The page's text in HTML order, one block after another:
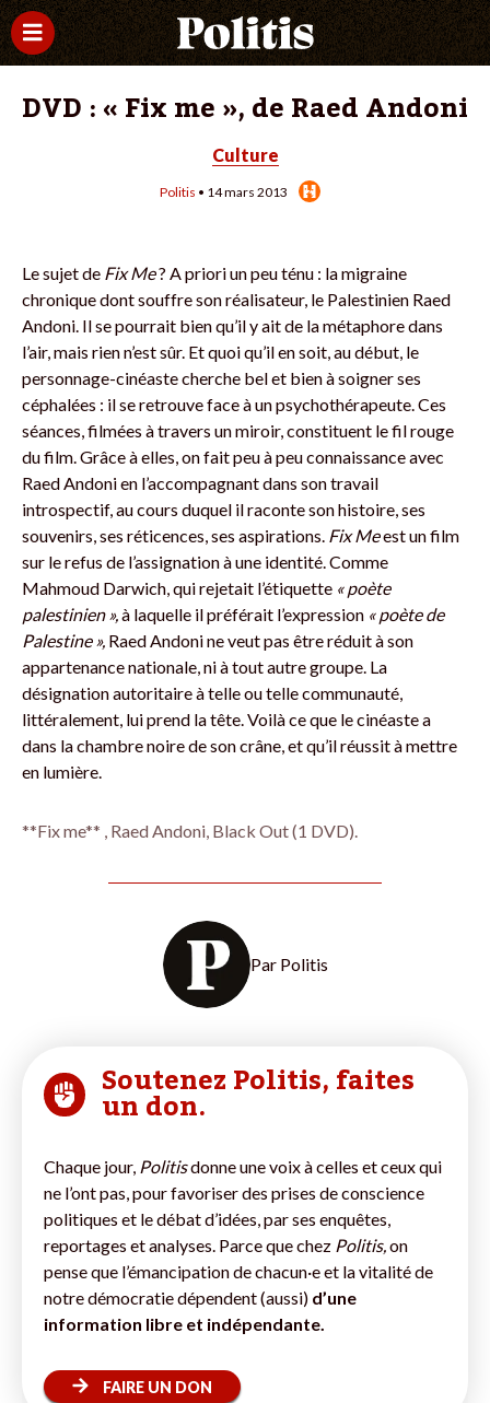
DVD : « Fix me », de Raed Andoni
Culture
Politis • 14 mars 2013
Le sujet de Fix Me? A priori un peu ténu : la migraine
chronique dont souffre son réalisateur, le Palestinien Raed
Andoni. Il se pourrait bien qu’il y ait de la métaphore dans
l’air, mais rien n’est sûr. Et quoi qu’il en soit, au début, le
personnage-cinéaste cherche bel et bien à soigner ses
céphalées : il se retrouve face à un psychothérapeute. Ces
séances, filmées à travers un miroir, constituent le fil rouge
du film. Grâce à elles, on fait peu à peu connaissance avec
Raed Andoni en l’accompagnant dans son travail
introspectif, au cours duquel il raconte son histoire, ses
souvenirs, ses réticences, ses aspirations. Fix Meest un film
sur le refus de l’assignation à une identité. Comme
Mahmoud Darwich, qui rejetait l’étiquette « poète
palestinien »,à laquelle il préférait l’expression « poète de
Palestine », Raed Andoni ne veut pas être réduit à son
appartenance nationale, ni à tout autre groupe. La
désignation autoritaire à telle ou telle communauté,
littéralement, lui prend la tête. Voilà ce que le cinéaste a
dans la chambre noire de son crâne, et qu’il réussit à mettre
en lumière.
**Fix me** , Raed Andoni, Black Out (1 DVD).
Par Politis
Soutenez Politis, faites
un don.
Chaque jour, Politisdonne une voix à celles et ceux qui
ne l’ont pas, pour favoriser des prises de conscience
politiques et le débat d’idées, par ses enquêtes,
reportages et analyses. Parce que chez Politis,on
pense que l’émancipation de chacun·e et la vitalité de
notre démocratie dépendent (aussi) d’une
information libre et indépendante.
FAIRE UN DON